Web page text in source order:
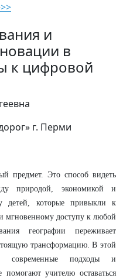
и
в
к цифровой
г. Перми
предмет. Это способ видеть
природой, экономикой и
детей, которые привыкли к
доступу к любой
географии переживает
трансформацию. В этой
современные подходы и
помогают учителю оставаться